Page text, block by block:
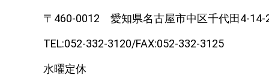
〒460-0012 愛知県名古屋市中区千代田4-14-
TEL:052-332-3120/FAX:052-332-3125
水曜定休